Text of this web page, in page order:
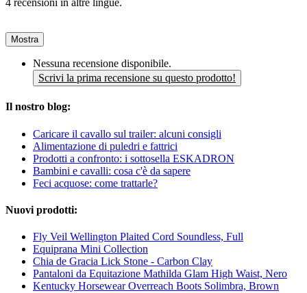
4 recensioni in altre lingue.
Mostra
Nessuna recensione disponibile.
Scrivi la prima recensione su questo prodotto!
Il nostro blog:
Caricare il cavallo sul trailer: alcuni consigli
Alimentazione di puledri e fattrici
Prodotti a confronto: i sottosella ESKADRON
Bambini e cavalli: cosa c'è da sapere
Feci acquose: come trattarle?
Nuovi prodotti:
Fly Veil Wellington Plaited Cord Soundless, Full
Equiprana Mini Collection
Chia de Gracia Lick Stone - Carbon Clay
Pantaloni da Equitazione Mathilda Glam High Waist, Nero
Kentucky Horsewear Overreach Boots Solimbra, Brown